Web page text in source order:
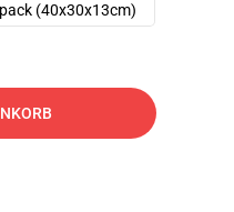
(40x30x13cm)